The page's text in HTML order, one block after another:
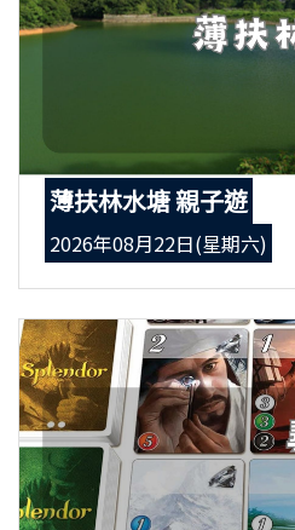
薄扶林水塘 親子遊
2026年08月22日(星期六)